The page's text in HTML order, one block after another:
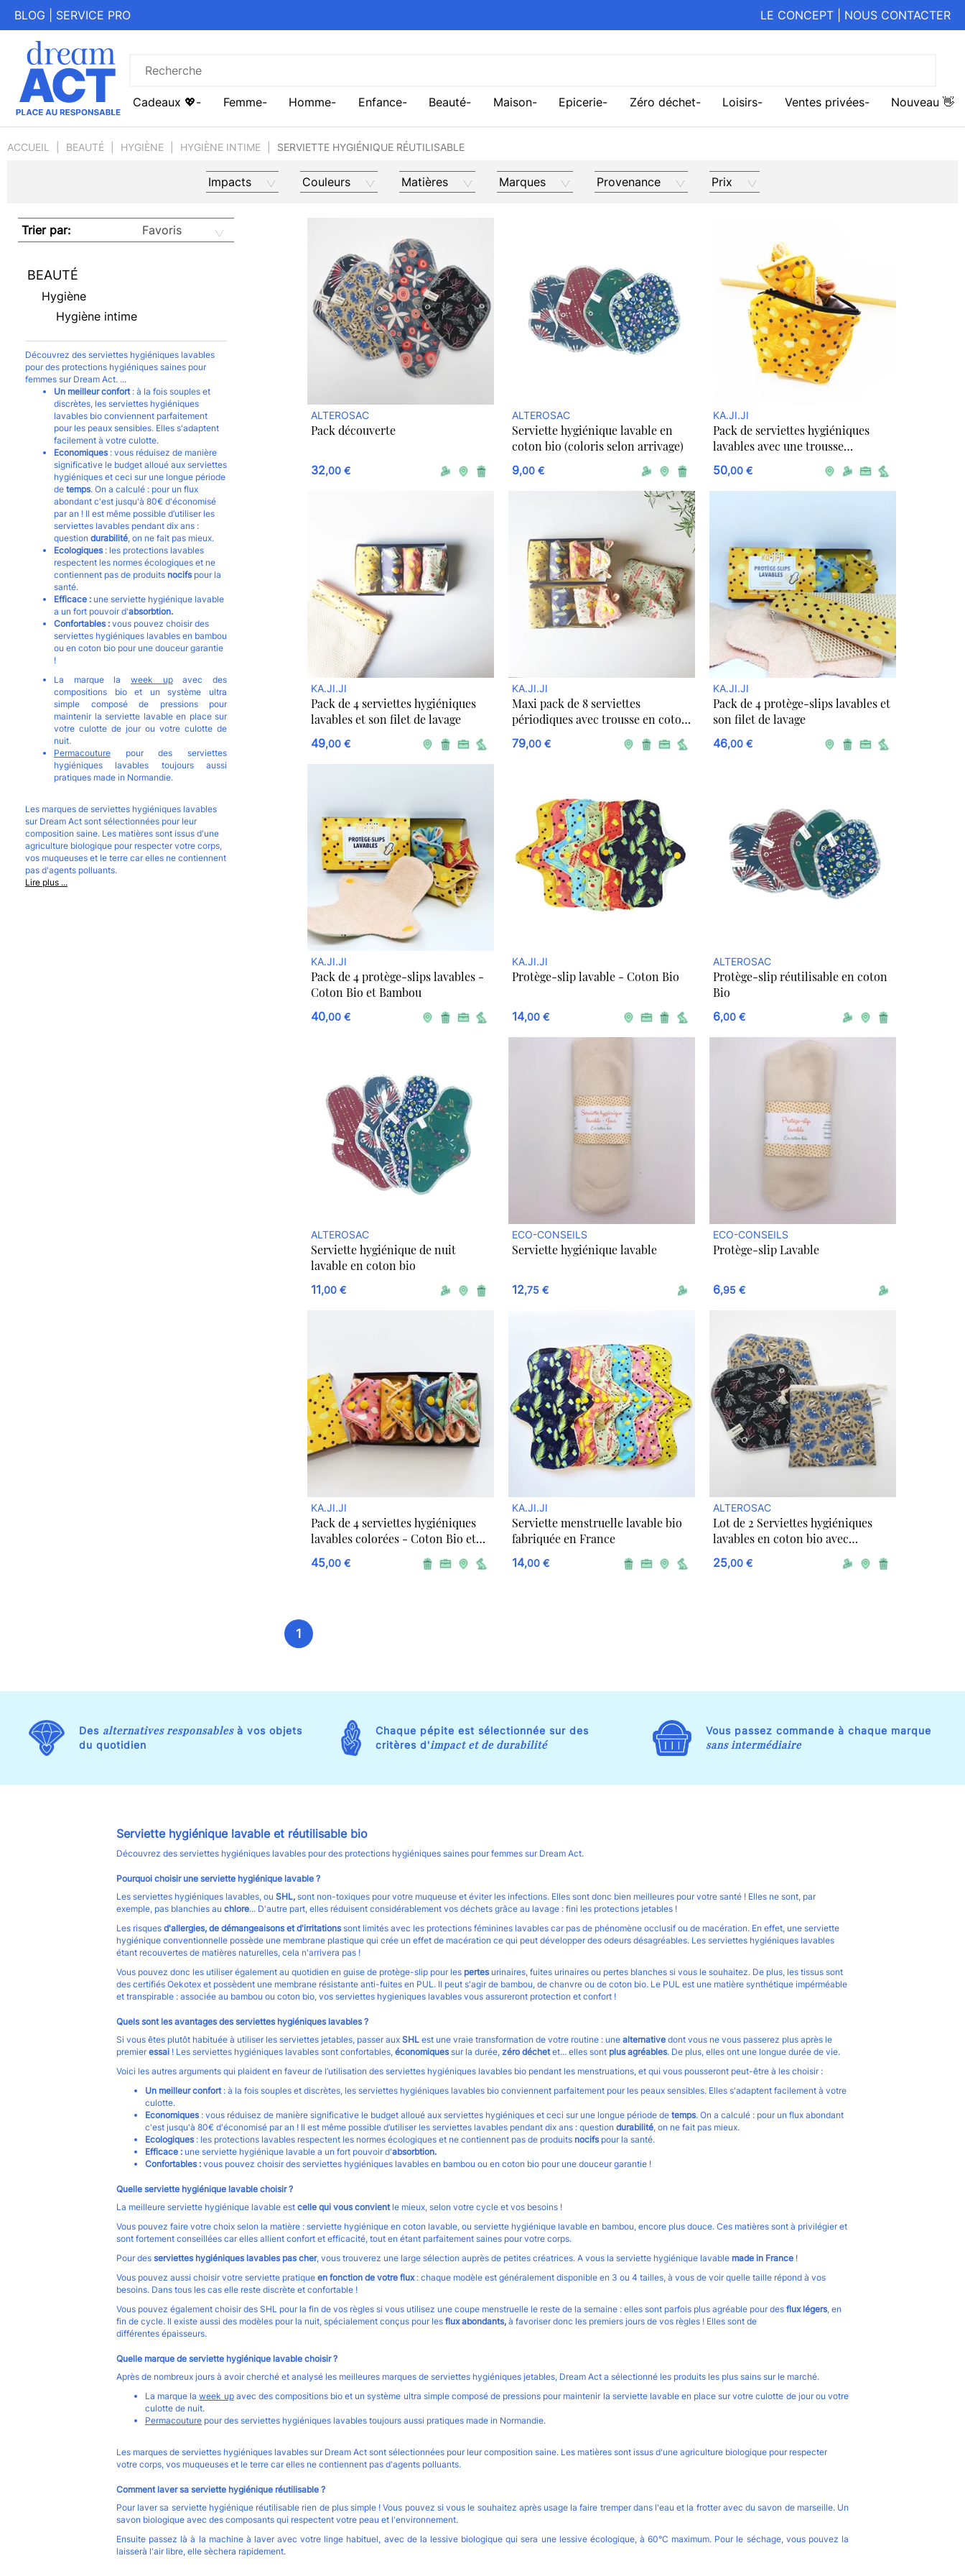
BLOG SERVICE PRO LE CONCEPT NOUS CONTACTER
Cadeaux 💖 Femme Homme Enfance Beauté Maison Epicerie Zéro déchet Loisirs Ventes privées Nouveau 👋
ACCUEIL BEAUTÉ HYGIÈNE HYGIÈNE INTIME SERVIETTE HYGIÉNIQUE RÉUTILISABLE
Impacts Couleurs Matières Marques Provenance Prix
Trier par:
BEAUTÉ
Hygiène
Hygiène intime
Découvrez des serviettes hygiéniques lavables
pour des protections hygiéniques saines pour
femmes sur Dream Act.
Un meilleur confort: à la fois souples et
discrètes, les serviettes hygiéniques
lavables bio conviennent parfaitement
pour les peaux sensibles. Elles s'adaptent
facilement à votre culotte.
Economiques : vous réduisez de manière
significative le budget alloué aux serviettes
hygiéniques et ceci sur une longue période
de temps. On a calculé : pour un flux
abondant c'est jusqu'à 80€ d'économisé
par an ! Il est même possible d’utiliser les
serviettes lavables pendant dix ans :
question durabilité, on ne fait pas mieux.
Ecologiques : les protections lavables
respectent les normes écologiques et ne
contiennent pas de produits nocifs pour la
santé.
Efficace : une serviette hygiénique lavable
a un fort pouvoir d'absorbtion.
Confortables : vous pouvez choisir des
serviettes hygiéniques lavables en bambou
ou en coton bio pour une douceur garantie
!
La marque la week upavec des
compositions bio et un système ultra
simple composé de pressions pour
maintenir la serviette lavable en place sur
votre culotte de jour ou votre culotte de
nuit.
Permacouture pour des serviettes
hygiéniques lavables toujours aussi
pratiques made in Normandie.
Les marques de serviettes hygiéniques lavables
sur Dream Act sont sélectionnées pour leur
composition saine. Les matières sont issus d'une
agriculture biologique pour respecter votre corps,
vos muqueuses et le terre car elles ne contiennent
pas d'agents polluants.
Lire plus ...
ALTEROSAC
Pack découverte
32,00 €
ALTEROSAC
Serviette hygiénique lavable en
coton bio (coloris selon arrivage)
9,00 €
KA.JI.JI
Pack de serviettes hygiéniques
lavables avec une trousse
imperméable de transport
50,00 €
KA.JI.JI
Pack de 4 serviettes hygiéniques
lavables et son filet de lavage
49,00 €
KA.JI.JI
Maxi pack de 8 serviettes
périodiques avec trousse en coton
bio
79,00 €
KA.JI.JI
Pack de 4 protège-slips lavables et
son filet de lavage
46,00 €
KA.JI.JI
Pack de 4 protège-slips lavables -
Coton Bio et Bambou
40,00 €
KA.JI.JI
Protège-slip lavable - Coton Bio
14,00 €
ALTEROSAC
Protège-slip réutilisable en coton
Bio
6,00 €
ALTEROSAC
Serviette hygiénique de nuit
lavable en coton bio
11,00 €
ECO-CONSEILS
Serviette hygiénique lavable
12,75 €
ECO-CONSEILS
Protège-slip Lavable
6,95 €
KA.JI.JI
Pack de 4 serviettes hygiéniques
lavables colorées - Coton Bio et
Bambou
45,00 €
KA.JI.JI
Serviette menstruelle lavable bio
fabriquée en France
14,00 €
ALTEROSAC
Lot de 2 Serviettes hygiéniques
lavables en coton bio avec
pochette
25,00 €
1
Des alternatives responsablesà vos objets
du quotidien
Chaque pépite est sélectionnée sur des
critères d'impact et de durabilité
Vous passez commande à chaque marque
sans intermédiaire
Serviette hygiénique lavable et réutilisable bio
Découvrez des serviettes hygiéniques lavables pour des protections hygiéniques saines pour femmes sur Dream Act.
Pourquoi choisir une serviette hygiénique lavable ?
Les serviettes hygiéniques lavables, ou SHL, sont non-toxiques pour votre muqueuse et éviter les infections. Elles sont donc bien meilleures pour votre santé ! Elles ne sont, par
exemple, pas blanchies au chlore... D'autre part, elles réduisent considérablement vos déchets grâce au lavage : fini les protections jetables !
Les risques d'allergies, de démangeaisons et d'irritations sont limités avec les protections féminines lavables car pas de phénomène occlusif ou de macération. En effet, une serviette
hygiénique conventionnelle possède une membrane plastique qui crée un effet de macération ce qui peut développer des odeurs désagréables. Les serviettes hygiéniques lavables
étant recouvertes de matières naturelles, cela n'arrivera pas !
Vous pouvez donc les utiliser également au quotidien en guise de protège-slip pour les pertes urinaires, fuites urinaires ou pertes blanches si vous le souhaitez. De plus, les tissus sont
des certifiés Oekotex et possèdent une membrane résistante anti-fuites en PUL. Il peut s'agir de bambou, de chanvre ou de coton bio. Le PUL est une matière synthétique impérméable
et transpirable : associée au bambou ou coton bio, vos serviettes hygieniques lavables vous assureront protection et confort !
Quels sont les avantages des serviettes hygiéniques lavables ?
Si vous êtes plutôt habituée à utiliser les serviettes jetables, passer aux SHL est une vraie transformation de votre routine : une alternative dont vous ne vous passerez plus après le
premieressai ! Les serviettes hygiéniques lavables sont confortables, économiques sur la durée, zéro déchetet... elles sont plus agréables. De plus, elles ont une longue durée de vie.
Voici les autres arguments qui plaident en faveur de l’utilisation des serviettes hygiéniques lavables bio pendant les menstruations, et qui vous pousseront peut-être à les choisir :
Un meilleur confort: à la fois souples et discrètes, les serviettes hygiéniques lavables bio conviennent parfaitement pour les peaux sensibles. Elles s'adaptent facilement à votre
culotte.
Economiques : vous réduisez de manière significative le budget alloué aux serviettes hygiéniques et ceci sur une longue période de temps. On a calculé : pour un flux abondant
c'est jusqu'à 80€ d'économisé par an ! Il est même possible d’utiliser les serviettes lavables pendant dix ans : question durabilité, on ne fait pas mieux.
Ecologiques : les protections lavables respectent les normes écologiques et ne contiennent pas de produits nocifs pour la santé.
Efficace : une serviette hygiénique lavable a un fort pouvoir d'absorbtion.
Confortables : vous pouvez choisir des serviettes hygiéniques lavables en bambou ou en coton bio pour une douceur garantie !
Quelle serviette hygiénique lavable choisir ?
La meilleure serviette hygiénique lavable est celle qui vous convientle mieux, selon votre cycle et vos besoins !
Vous pouvez faire votre choix selon la matière : serviette hygiénique en coton lavable, ou serviette hygiénique lavable en bambou, encore plus douce. Ces matières sont à privilégier et
sont fortement conseillées car elles allient confort et efficacité, tout en étant parfaitement saines pour votre corps.
Pour des serviettes hygiéniques lavables pas cher, vous trouverez une large sélection auprès de petites créatrices. A vous la serviette hygiénique lavable made in France !
Vous pouvez aussi choisir votre serviette pratique en fonction de votre flux: chaque modèle est généralement disponible en 3 ou 4 tailles, à vous de voir quelle taille répond à vos
besoins. Dans tous les cas elle reste discrète et confortable !
Vous pouvez également choisir des SHL pour la fin de vos règles si vous utilisez une coupe menstruelle le reste de la semaine : elles sont parfois plus agréable pour des flux légers, en
fin de cycle. Il existe aussi des modèles pour la nuit, spécialement conçus pour les flux abondants, à favoriser donc les premiers jours de vos règles ! Elles sont de
différentes épaisseurs.
Quelle marque de serviette hygiénique lavable choisir ?
Après de nombreux jours à avoir cherché et analysé les meilleures marques de serviettes hygiéniques jetables, Dream Act a sélectionné les produits les plus sains sur le marché.
La marque laweek upavec des compositions bio et un système ultra simple composé de pressions pour maintenir la serviette lavable en place sur votre culotte de jour ou votre
culotte de nuit.
Permacouture pour des serviettes hygiéniques lavables toujours aussi pratiques made in Normandie.
Les marques de serviettes hygiéniques lavables sur Dream Act sont sélectionnées pour leur composition saine. Les matières sont issus d'une agriculture biologique pour respecter
votre corps, vos muqueuses et le terre car elles ne contiennent pas d'agents polluants.
Comment laver sa serviette hygiénique réutilisable ?
Pour laver sa serviette hygiénique réutilisable rien de plus simple ! Vous pouvez si vous le souhaitez après usage la faire tremper dans l'eau et la frotter avec du savon de marseille. Un
savon biologique avec des composants qui respectent votre peau et l'environnement.
Ensuite passez là à la machine à laver avec votre linge habituel, avec de la lessive biologique qui sera une lessive écologique, à 60°C maximum. Pour le séchage, vous pouvez la
laisserà l'air libre, elle sèchera rapidement.